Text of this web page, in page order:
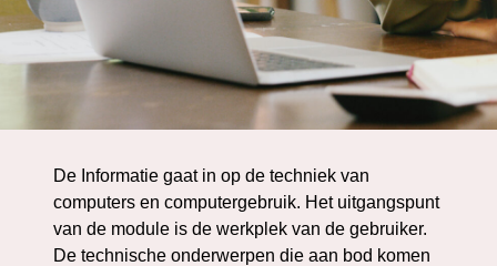
De Informatie gaat in op de techniek van
computers en computergebruik. Het uitgangspunt
van de module is de werkplek van de gebruiker.
De technische onderwerpen die aan bod komen